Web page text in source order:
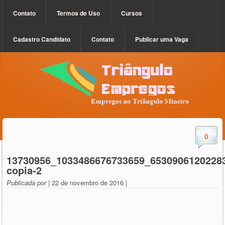
Contato Termos de Uso Cursos
Cadastro Candidato Contato Publicar uma Vaga
0
copia-2
Publicada por| 22 de novembro de 2016 |